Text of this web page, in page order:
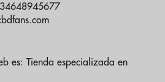
es: Tienda especializada en